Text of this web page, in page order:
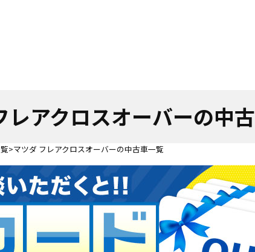
レアクロスオーバーの中
マツダ フレアクロスオーバーの中古車一覧